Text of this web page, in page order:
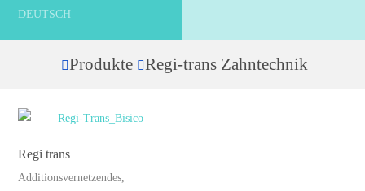
DEUTSCH
Produkte Regi-trans Zahntechnik
Regi trans
Additionsvernetzendes,